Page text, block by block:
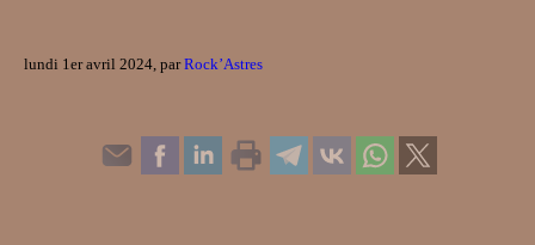
lundi 1er avril 2024, parRock’Astres